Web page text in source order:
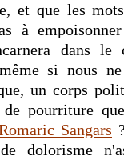
et que les
à
dans
si nous
un corps
de pourriture
Sangars
de dolorisme